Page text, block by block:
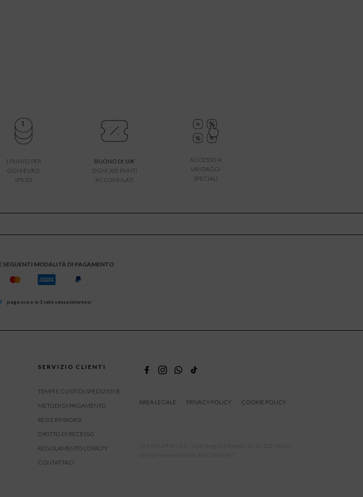
1 PUNTO PER
OGNI EURO
SPESO
BUONO DI 10€
OGNI 300 PUNTI
ACCUMULATI
ACCESSO A
VANTAGGI
SPECIALI
SEGUENTI MODALITÀ DI PAGAMENTO
paga ora o in 3 rate senza interessi
SERVIZIO CLIENTI
TEMPI E COSTI DI SPEDIZIONE
METODI DI PAGAMENTO
RESI E RIMBORSI
DIRITTO DI RECESSO
REGOLAMENTO LOYALTY
CONTATTACI
AREA LEGALE PRIVACY POLICY COOKIE POLICY